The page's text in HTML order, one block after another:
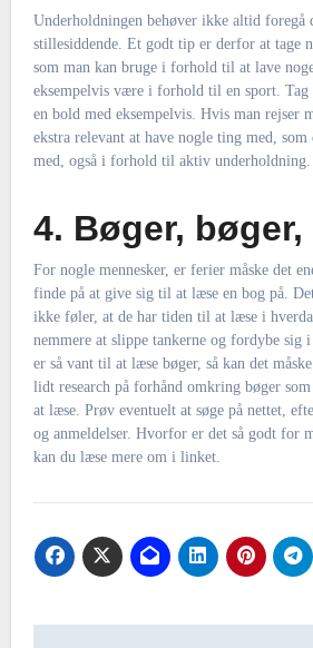
Underholdningen behøver ikke altid foregå
stillesiddende. Et godt tip er derfor at tage
som man kan bruge i forhold til at lave
eksempelvis være i forhold til en sport. Tag
en bold med eksempelvis. Hvis man rejser
ekstra relevant at have nogle ting med, som
med, også i forhold til aktiv underholdning.
4. Bøger,
For nogle mennesker, er ferier måske det
finde på at give sig til at læse en bog på.
ikke føler, at de har tiden til at læse i
nemmere at slippe tankerne og fordybe sig
er så vant til at læse bøger, så kan det
lidt research på forhånd omkring bøger
at læse. Prøv eventuelt at søge på nettet,
og anmeldelser. Hvorfor er det så godt for
kan du læse mere om i linket.